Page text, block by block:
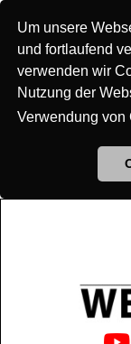
Um unsere
und fortlaufend
verwenden wir
Nutzung der
Verwendung von